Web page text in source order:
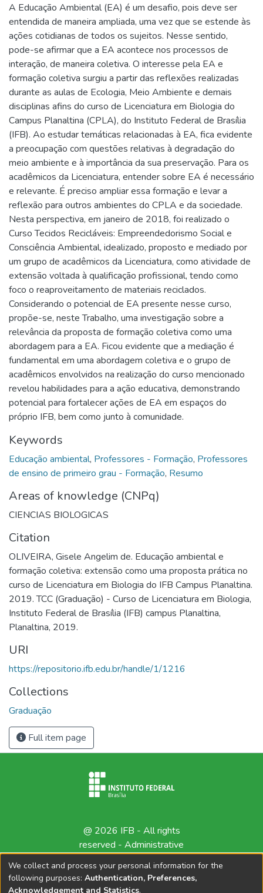
A Educação Ambiental (EA) é um desafio, pois deve ser
entendida de maneira ampliada, uma vez que se estende às
ações cotidianas de todos os sujeitos. Nesse sentido,
pode-se afirmar que a EA acontece nos processos de
interação, de maneira coletiva. O interesse pela EA e
formação coletiva surgiu a partir das reflexões realizadas
durante as aulas de Ecologia, Meio Ambiente e demais
disciplinas afins do curso de Licenciatura em Biologia do
Campus Planaltina (CPLA), do Instituto Federal de Brasília
(IFB). Ao estudar temáticas relacionadas à EA, fica evidente
a preocupação com questões relativas à degradação do
meio ambiente e à importância da sua preservação. Para os
acadêmicos da Licenciatura, entender sobre EA é necessário
e relevante. É preciso ampliar essa formação e levar a
reflexão para outros ambientes do CPLA e da sociedade.
Nesta perspectiva, em janeiro de 2018, foi realizado o
Curso Tecidos Recicláveis: Empreendedorismo Social e
Consciência Ambiental, idealizado, proposto e mediado por
um grupo de acadêmicos da Licenciatura, como atividade de
extensão voltada à qualificação profissional, tendo como
foco o reaproveitamento de materiais reciclados.
Considerando o potencial de EA presente nesse curso,
propõe-se, neste Trabalho, uma investigação sobre a
relevância da proposta de formação coletiva como uma
abordagem para a EA. Ficou evidente que a mediação é
fundamental em uma abordagem coletiva e o grupo de
acadêmicos envolvidos na realização do curso mencionado
revelou habilidades para a ação educativa, demonstrando
potencial para fortalecer ações de EA em espaços do
próprio IFB, bem como junto à comunidade.
Keywords
Educação ambiental, Professores - Formação, Professores
de ensino de primeiro grau - Formação, Resumo
Areas of knowledge (CNPq)
CIENCIAS BIOLOGICAS
Citation
OLIVEIRA, Gisele Angelim de. Educação ambiental e
formação coletiva: extensão como uma proposta prática no
curso de Licenciatura em Biologia do IFB Campus Planaltina.
2019. TCC (Graduação) - Curso de Licenciatura em Biologia,
Instituto Federal de Brasília (IFB) campus Planaltina,
Planaltina, 2019.
URI
https://repositorio.ifb.edu.br/handle/1/1216
Collections
Graduação
Full item page
@ 2026 IFB - All rights
reserved - Administrative
We collect and process your personal information for the
following purposes: Authentication, Preferences,
Acknowledgement and Statistics.